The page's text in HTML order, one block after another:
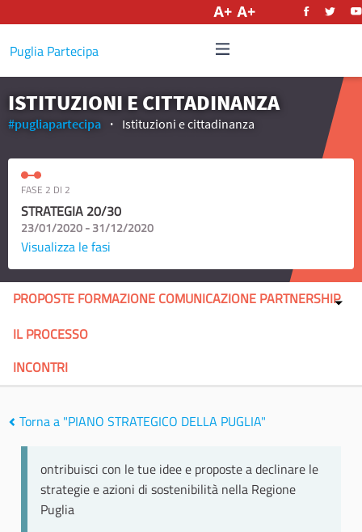
Puglia Partecipa
ISTITUZIONI E CITTADINANZA
#pugliapartecipa Istituzioni e cittadinanza
FASE 2 DI 2
STRATEGIA 20/30
23/01/2020 - 31/12/2020
Visualizza le fasi
PROPOSTE FORMAZIONE COMUNICAZIONE PARTNERSHIP
IL PROCESSO
INCONTRI
Torna a "PIANO STRATEGICO DELLA PUGLIA"
ontribuisci con le tue idee e proposte a declinare le
strategie e azioni di sostenibilità nella Regione
Puglia